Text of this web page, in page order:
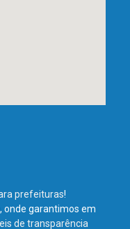
prefeituras!
onde garantimos em
leis de transparência